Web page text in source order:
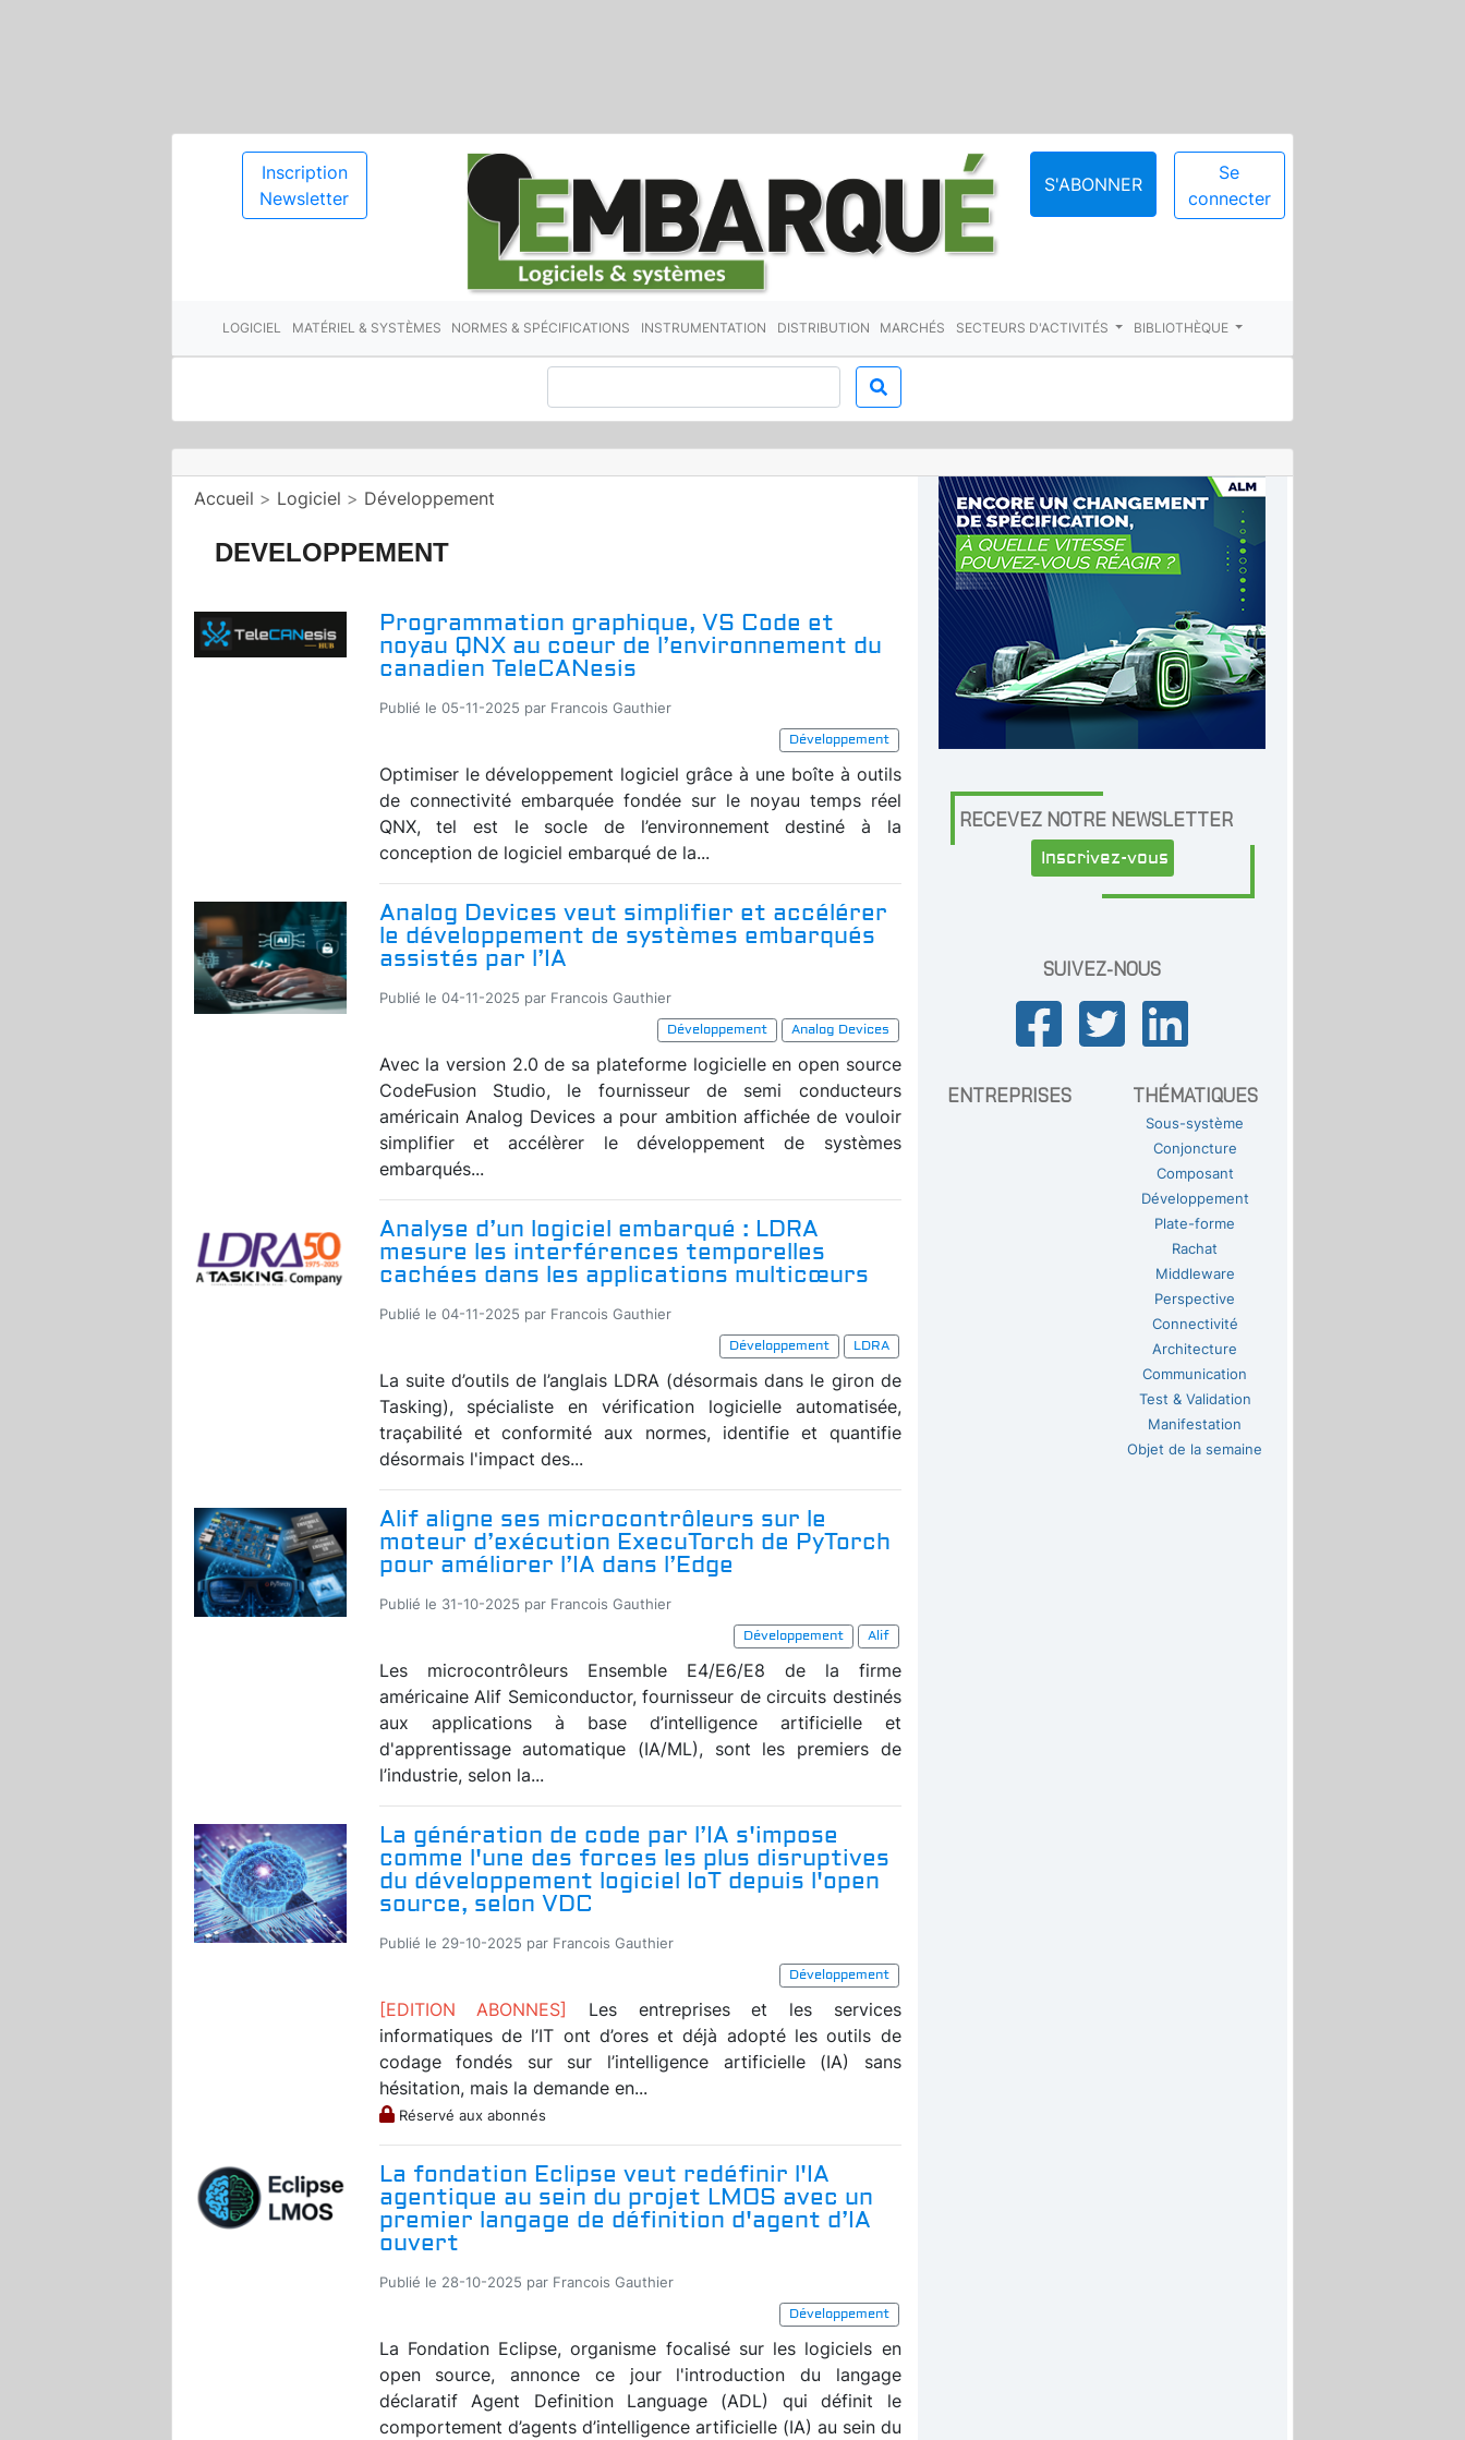
Inscription
Newsletter
S'ABONNER
Se
connecter
LOGICIEL MATÉRIEL & SYSTÈMES NORMES & SPÉCIFICATIONS INSTRUMENTATION DISTRIBUTION MARCHÉS SECTEURS D'ACTIVITÉS BIBLIOTHÈQUE
Accueil > Logiciel > Développement
DEVELOPPEMENT
Programmation graphique, VS Code et
noyau QNX au coeur de l’environnement du
canadien TeleCANesis
Publié le 05-11-2025 par Francois Gauthier
Développement
Optimiser le développement logiciel grâce à une boîte à outils
de connectivité embarquée fondée sur le noyau temps réel
QNX, tel est le socle de l’environnement destiné à la
conception de logiciel embarqué de la...
Analog Devices veut simplifier et accélérer
le développement de systèmes embarqués
assistés par l’IA
Publié le 04-11-2025 par Francois Gauthier
Développement
Analog Devices
Avec la version 2.0 de sa plateforme logicielle en open source
CodeFusion Studio, le fournisseur de semi conducteurs
américain Analog Devices a pour ambition affichée de vouloir
simplifier et accélèrer le développement de systèmes
embarqués...
Analyse d’un logiciel embarqué : LDRA
mesure les interférences temporelles
cachées dans les applications multicœurs
Publié le 04-11-2025 par Francois Gauthier
Développement
LDRA
La suite d’outils de l’anglais LDRA (désormais dans le giron de
Tasking), spécialiste en vérification logicielle automatisée,
traçabilité et conformité aux normes, identifie et quantifie
désormais l'impact des...
Alif aligne ses microcontrôleurs sur le
moteur d’exécution ExecuTorch de PyTorch
pour améliorer l’IA dans l’Edge
Publié le 31-10-2025 par Francois Gauthier
Développement
Alif
Les microcontrôleurs Ensemble E4/E6/E8 de la firme
américaine Alif Semiconductor, fournisseur de circuits destinés
aux applications à base d’intelligence artificielle et
d'apprentissage automatique (IA/ML), sont les premiers de
l’industrie, selon la...
La génération de code par l’IA s'impose
comme l'une des forces les plus disruptives
du développement logiciel IoT depuis l'open
source, selon VDC
Publié le 29-10-2025 par Francois Gauthier
Développement
[EDITION ABONNES] Les entreprises et les services
informatiques de l’IT ont d’ores et déjà adopté les outils de
codage fondés sur sur l’intelligence artificielle (IA) sans
hésitation, mais la demande en...
Réservé aux abonnés
La fondation Eclipse veut redéfinir l'IA
agentique au sein du projet LMOS avec un
premier langage de définition d'agent d’IA
ouvert
Publié le 28-10-2025 par Francois Gauthier
Développement
La Fondation Eclipse, organisme focalisé sur les logiciels en
open source, annonce ce jour l'introduction du langage
déclaratif Agent Definition Language (ADL) qui définit le
comportement d’agents d’intelligence artificielle (IA) au sein du
RECEVEZ NOTRE NEWSLETTER
Inscrivez-vous
SUIVEZ-NOUS
ENTREPRISES THÉMATIQUES
Sous-système
Conjoncture
Composant
Développement
Plate-forme
Rachat
Middleware
Perspective
Connectivité
Architecture
Communication
Test & Validation
Manifestation
Objet de la semaine